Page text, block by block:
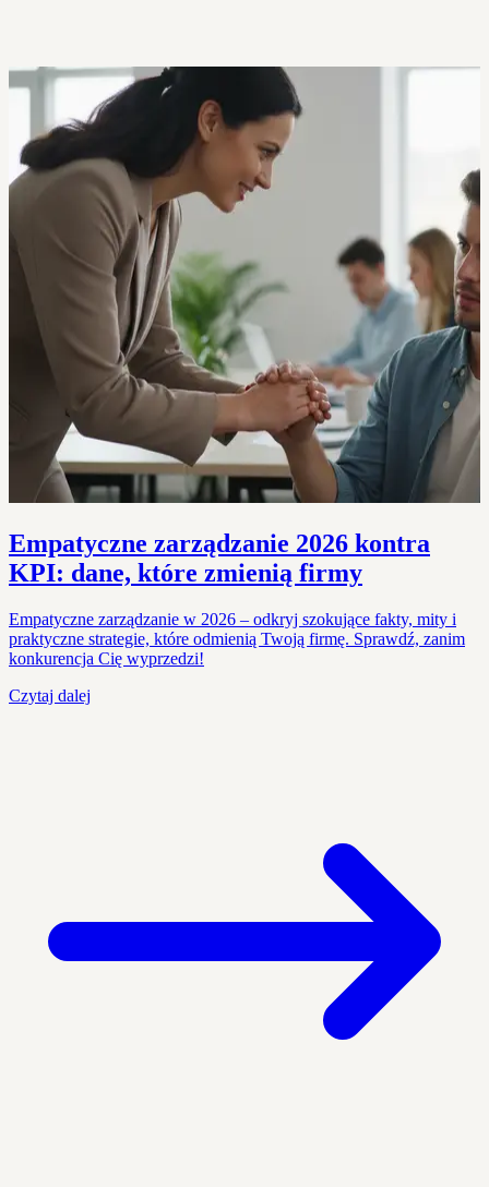
Empatyczne zarządzanie 2026 kontra
KPI: dane, które zmienią firmy
Empatyczne zarządzanie w 2026 – odkryj szokujące fakty, mity i
praktyczne strategie, które odmienią Twoją firmę. Sprawdź, zanim
konkurencja Cię wyprzedzi!
Czytaj dalej